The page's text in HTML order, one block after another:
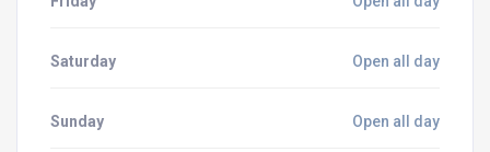
Saturday Open all day
Sunday Open all day